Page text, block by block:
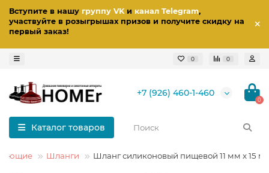
Вступите в нашу группу VKи канал Telegram,
участвуйте в розыгрышах призов и получите скидку на
первый заказ!
0 0
+7 (926) 460-1-460
0
Каталог товаров
Шланги Шланг силиконовый пищевой 11 мм x 15